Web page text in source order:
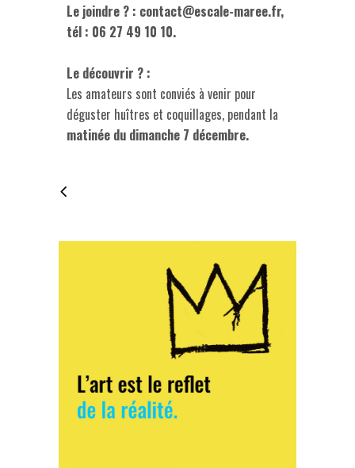
Le joindre ? : contact@escale-maree.fr,
tél : 06 27 49 10 10.
Le découvrir ? :
Les amateurs sont conviés à venir pour
déguster huîtres et coquillages, pendant la
matinée du dimanche 7 décembre.